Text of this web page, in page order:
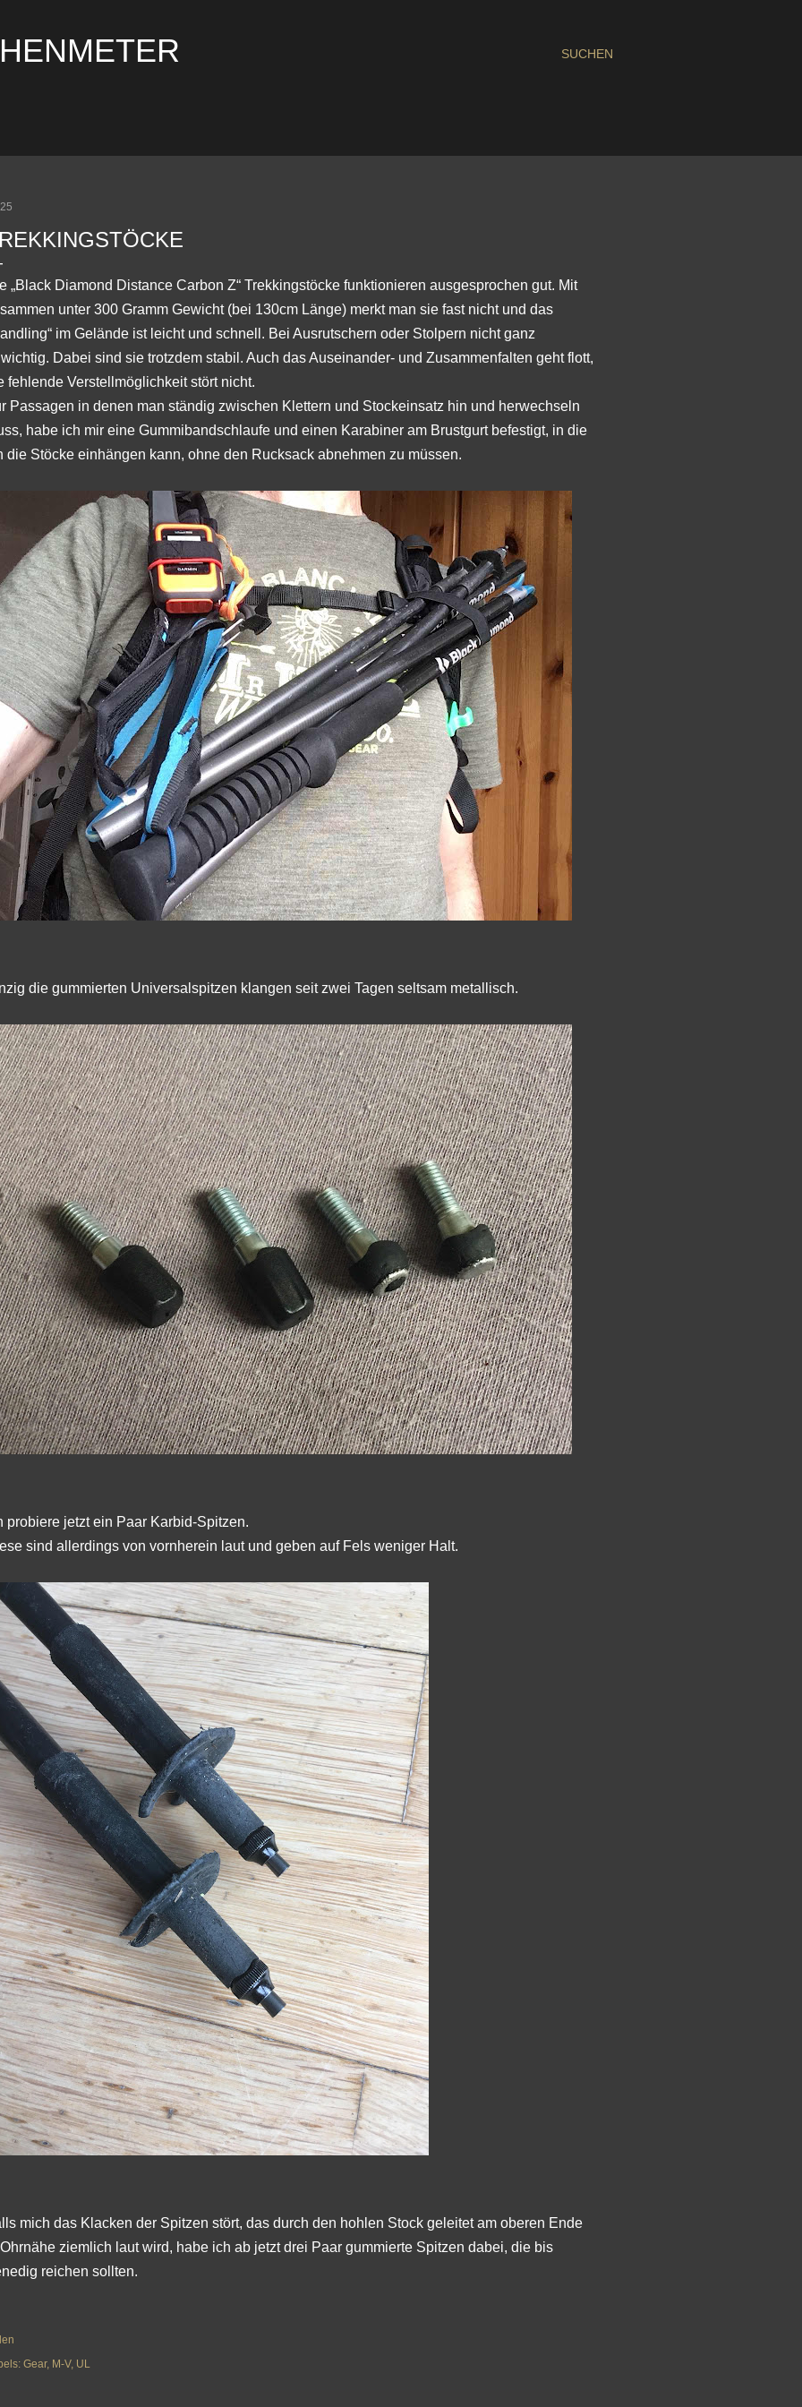
SUCHEN
„Black Diamond Distance Carbon Z“ Trekkingstöcke funktionieren ausgesprochen gut. Mit
unter 300 Gramm Gewicht (bei 130cm Länge) merkt man sie fast nicht und das
im Gelände ist leicht und schnell. Bei Ausrutschern oder Stolpern nicht ganz
Dabei sind sie trotzdem stabil. Auch das Auseinander- und Zusammenfalten geht flott,
fehlende Verstellmöglichkeit stört nicht.
Passagen in denen man ständig zwischen Klettern und Stockeinsatz hin und herwechseln
habe ich mir eine Gummibandschlaufe und einen Karabiner am Brustgurt befestigt, in die
die Stöcke einhängen kann, ohne den Rucksack abnehmen zu müssen.
die gummierten Universalspitzen klangen seit zwei Tagen seltsam metallisch.
probiere jetzt ein Paar Karbid-Spitzen.
sind allerdings von vornherein laut und geben auf Fels weniger Halt.
mich das Klacken der Spitzen stört, das durch den hohlen Stock geleitet am oberen Ende
ziemlich laut wird, habe ich ab jetzt drei Paar gummierte Spitzen dabei, die bis
reichen sollten.
Gear M-V UL